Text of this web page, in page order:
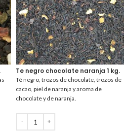
Te negro chocolate naranja 1 kg.
Té negro, trozos de chocolate, trozos de
cacao, piel de naranja y aroma de
chocolate y de naranja.